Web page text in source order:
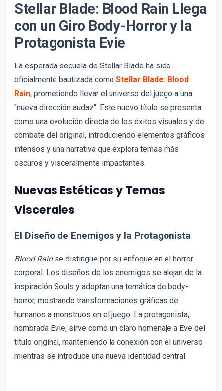
Stellar Blade: Blood Rain Llega
con un Giro Body-Horror y la
Protagonista Evie
La esperada secuela de Stellar Blade ha sido
oficialmente bautizada como Stellar Blade: Blood
Rain, prometiendo llevar el universo del juego a una
"nueva dirección audaz". Este nuevo título se presenta
como una evolución directa de los éxitos visuales y de
combate del original, introduciendo elementos gráficos
intensos y una narrativa que explora temas más
oscuros y visceralmente impactantes.
Nuevas Estéticas y Temas
Viscerales
El Diseño de Enemigos y la Protagonista
Blood Rainse distingue por su enfoque en el horror
corporal. Los diseños de los enemigos se alejan de la
inspiración Souls y adoptan una temática de body-
horror, mostrando transformaciones gráficas de
humanos a monstruos en el juego. La protagonista,
nombrada Evie, sirve como un claro homenaje a Eve del
título original, manteniendo la conexión con el universo
mientras se introduce una nueva identidad central.